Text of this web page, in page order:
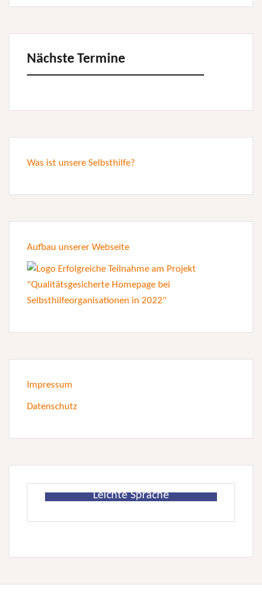
Nächste Termine
Was ist unsere Selbsthilfe?
Aufbau unserer Webseite
Impressum
Datenschutz
Leichte Sprache